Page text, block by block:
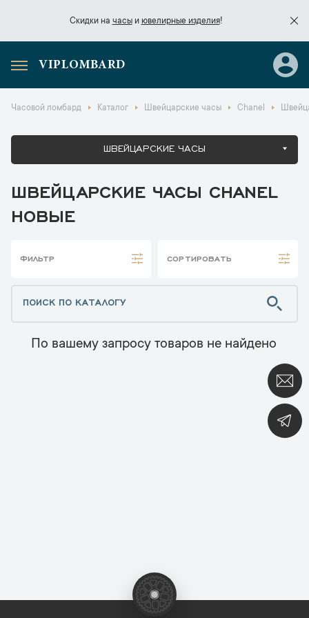
Скидки на часыи ювелирные изделия!
Скидки начасы
VIPLOMBARD
Часовой ломбард Каталог Швейцарские часы Chanel
ШВЕЙЦАРСКИЕ ЧАСЫ
ШВЕЙЦАРСКИЕ ЧАСЫ CHANEL
НОВЫЕ
ФИЛЬТР СОРТИРОВАТЬ
По вашему запросу товаров не найдено